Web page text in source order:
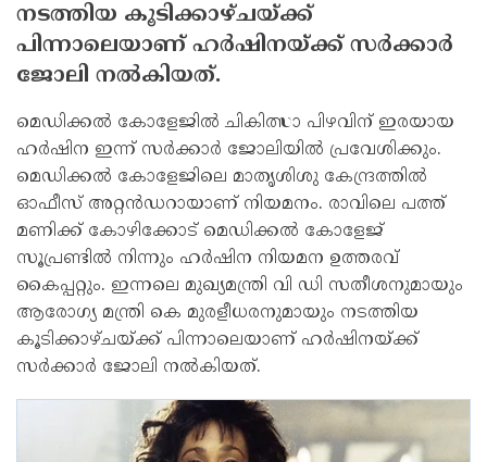
നടത്തിയ കൂടിക്കാഴ്ചയ്ക്ക്
പിന്നാലെയാണ് ഹര്‍ഷിനയ്ക്ക് സര്‍ക്കാര്‍
ജോലി നല്‍കിയത്.
മെഡിക്കല്‍ കോളേജില്‍ ചികിത്സാ പിഴവിന് ഇരയായ
ഹര്‍ഷിന ഇന്ന് സര്‍ക്കാര്‍ ജോലിയില്‍ പ്രവേശിക്കും.
മെഡിക്കല്‍ കോളേജിലെ മാതൃശിശു കേന്ദ്രത്തില്‍
ഓഫീസ് അറ്റന്‍ഡറായാണ് നിയമനം. രാവിലെ പത്ത്
മണിക്ക് കോഴിക്കോട് മെഡിക്കല്‍ കോളേജ്
സൂപ്രണ്ടില്‍ നിന്നും ഹര്‍ഷിന നിയമന ഉത്തരവ്
കൈപ്പറ്റും. ഇന്നലെ മുഖ്യമന്ത്രി വി ഡി സതീശനുമായും
ആരോഗ്യ മന്ത്രി കെ മുരളീധരനുമായും നടത്തിയ
കൂടിക്കാഴ്ചയ്ക്ക് പിന്നാലെയാണ് ഹര്‍ഷിനയ്ക്ക്
സര്‍ക്കാര്‍ ജോലി നല്‍കിയത്.